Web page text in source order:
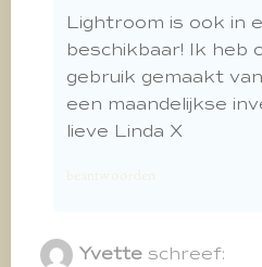
Lightroom is ook in
beschikbaar! Ik heb
gebruik gemaakt
een maandelijkse
lieve Linda X
beantwoorden
Yvette schreef: